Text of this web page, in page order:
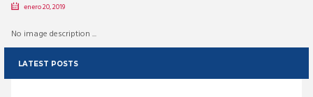
enero 20, 2019
No image description ...
LATEST POSTS